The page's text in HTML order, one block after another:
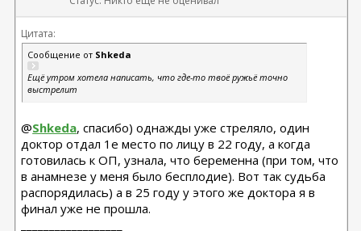
Цитата:
Сообщение от Shkeda
Ещё утром хотела написать, что где-то твоё ружьё точно
выстрелит
@Shkeda, спасибо) однажды уже стреляло, один
доктор отдал 1е место по лицу в 22 году, а когда
готовилась к ОП, узнала, что беременна (при том, что
в анамнезе у меня было бесплодие). Вот так судьба
распорядилась) а в 25 году у этого же доктора я в
финал уже не прошла.